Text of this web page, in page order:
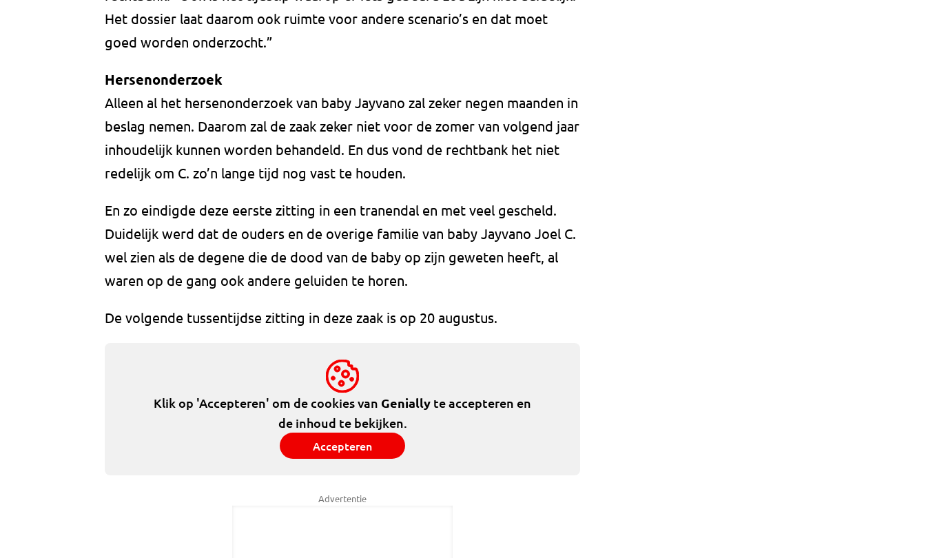
Het dossier laat daarom ook ruimte voor andere scenario’s en dat moet
goed worden onderzocht.”
Hersenonderzoek
Alleen al het hersenonderzoek van baby Jayvano zal zeker negen maanden in
beslag nemen. Daarom zal de zaak zeker niet voor de zomer van volgend jaar
inhoudelijk kunnen worden behandeld. En dus vond de rechtbank het niet
redelijk om C. zo’n lange tijd nog vast te houden.
En zo eindigde deze eerste zitting in een tranendal en met veel gescheld.
Duidelijk werd dat de ouders en de overige familie van baby Jayvano Joel C.
wel zien als de degene die de dood van de baby op zijn geweten heeft, al
waren op de gang ook andere geluiden te horen.
De volgende tussentijdse zitting in deze zaak is op 20 augustus.
Klik op 'Accepteren' om de cookies van Genially te accepteren en
de inhoud te bekijken.
Accepteren
Advertentie